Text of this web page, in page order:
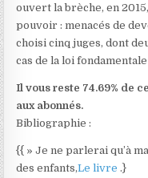
ouvert la brèche, en
pouvoir : menacés de
choisi cinq juges, dont
cas de la loi
Il vous reste 74.69% de
aux abonnés.
Bibliographie :
{{ » Je ne parlerai qu’à
des enfants,Le livre .}